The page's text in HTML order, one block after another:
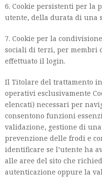
6. Cookie persistenti per la
utente, della durata di una
7. Cookie per la
sociali di terzi, per membri
effettuato il login.
Il Titolare del trattamento
operativi esclusivamente
elencati) necessari per
consentono funzioni
validazione, gestione di
prevenzione delle frodi e
identificare se l’utente ha
alle aree del sito che
autenticazione oppure la